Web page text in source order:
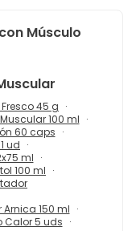
Músculo
45 g
100 ml
60 caps
ud
ml
100 ml
150 ml
Calor 5 uds